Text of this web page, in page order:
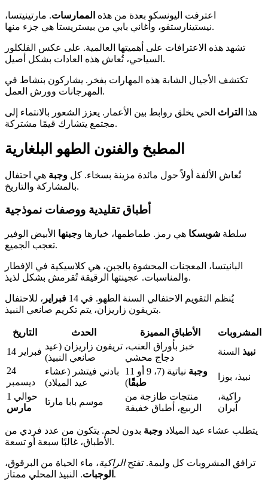
اعترفت اليونسكو بعدة من هذه الممارسات. مارتينيتسا،
نيستينارستفو، وأغاني بابي من بيستريستا هي جزء منها.
تشهد هذه الاعترافات على أهميتها العالمية. على عكس الفلكلور
السياحي، تُعاش هذه العادات بشكل أصيل.
تكتشف الأجيال الشابة هذه المهارات بفخر. يشاركون بنشاط في
المهرجانات وورش العمل.
هذا التراث الحي يخلق روابط بين الأعمار. يعزز الشعور بالانتماء إلى
مجتمع يتشارك قيمًا مشتركة.
المطبخ والفنون الطهو البلغارية
تُعاش الألفة أولاً حول مائدة مزينة بسخاء. كل وجبة هي احتفال
بالمشاركة والتاريخ.
أطباق تقليدية ووصفات نموذجية
سلطة شوبسكا هي رمز. طماطمها، خيارها وجبنها الأبيض الوفير
تعجب الجميع.
البانيتسا، المعجنات المحشوة بالجبن، هي كلاسيكية في الإفطار
والمناسبات. عجينتها الرقيقة تُقرمش بشكل لذيذ.
يُنظم التقويم الاحتفالي السنة الطهو. في 14 فبراير ، للاحتفال
بتريفون زاريزان، يتم تكريم صانعي النبيذ.
التاريخ الحدث الأطباق المميزة
المشروبات
14 فبراير
تريفون زاريزان (عيد
صانعي النبيذ)
خبز بأوراق العنب،
دجاج محشي
نبيذ السنة
24
ديسمبر
بادني فيتشر (عشاء
عيد الميلاد)
وجبة نباتية (7، 9 أو 11
طبقًا)
نبيذ، بوزا
حوالي 1
مارس
موسم بابا مارتا
منتجات طازجة من
الربيع، أطباق خفيفة
راكية،
آيران
يتطلب عشاء عيد الميلاد وجبة بدون لحم. يتكون من عدد فردي من
الأطباق، غالبًا سبعة أو تسعة.
ترافق المشروبات كل وليمة. تفتحالراكية، ماء الحياة من البرقوق،
الوجبات . النبيذ المحلي ممتاز.